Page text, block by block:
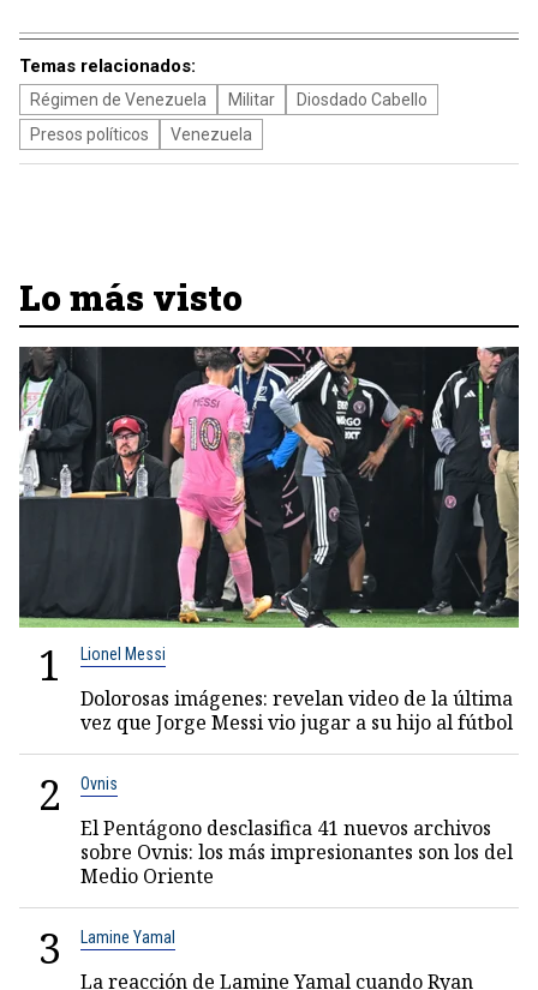
Temas relacionados:
Régimen de Venezuela Militar
Diosdado Cabello
Presos políticos
Venezuela
Lo más visto
1 Lionel Messi
Dolorosas imágenes: revelan video de la última
vez que Jorge Messi vio jugar a su hijo al fútbol
2 Ovnis
El Pentágono desclasifica 41 nuevos archivos
sobre Ovnis: los más impresionantes son los del
Medio Oriente
3 Lamine Yamal
La reacción de Lamine Yamal cuando Ryan